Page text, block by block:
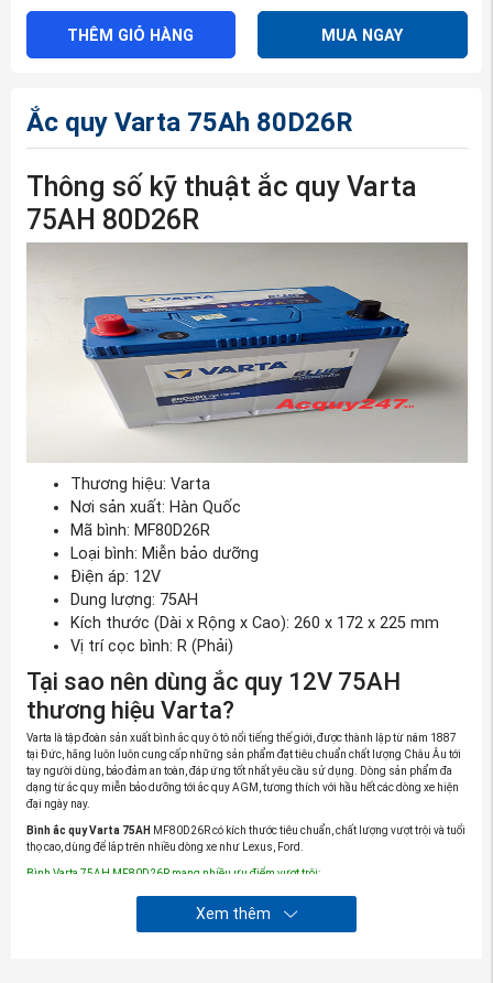
THÊM GIỎ HÀNG MUA NGAY
Ắc quy Varta 75Ah 80D26R
Thông số kỹ thuật ắc quy Varta
75AH 80D26R
Thương hiệu: Varta
Nơi sản xuất: Hàn Quốc
Mã bình: MF80D26R
Loại bình: Miễn bảo dưỡng
Điện áp: 12V
Dung lượng: 75AH
Kích thước (Dài x Rộng x Cao): 260 x 172 x 225 mm
Vị trí cọc bình: R (Phải)
Tại sao nên dùng ắc quy 12V 75AH
thương hiệu Varta?
Varta là tập đoàn sản xuất bình ắc quy ô tô nổi tiếng thế giới, được thành lập từ năm 1887
tại Đức, hãng luôn luôn cung cấp những sản phẩm đạt tiêu chuẩn chất lượng Châu Âu tới
tay người dùng, bảo đảm an toàn, đáp ứng tốt nhất yêu cầu sử dụng. Dòng sản phẩm đa
dạng từ ắc quy miễn bảo dưỡng tới ắc quy AGM, tương thích với hầu hết các dòng xe hiện
đại ngày nay.
Bình ắc quy Varta 75AH MF80D26R có kích thước tiêu chuẩn, chất lượng vượt trội và tuổi
thọ cao, dùng để lắp trên nhiều dòng xe như Lexus, Ford.
Bình Varta 75AH MF80D26R mang nhiều ưu điểm vượt trội:
Ứng dụng công nghệ tấm lưới Power Frame tiên tiến
nhất hiện nay giúp tăng cường khả năng chống ăn
Xem thêm